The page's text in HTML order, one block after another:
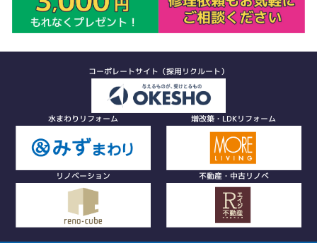
コーポレートサイト（採用リクルート）
水まわりリフォーム 増改築・LDKリフォーム
リノベーション 不動産・中古リノベ